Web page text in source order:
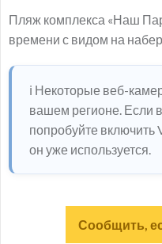
Пляж комплекса «Наш
времени с видом на
ℹ️ Некоторые веб-
вашем регионе. Если
попробуйте включить
он уже используется.
Сообщить,